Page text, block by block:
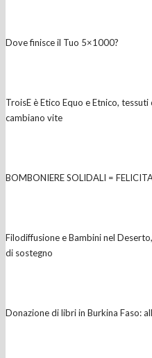
Dove finisce il Tuo 5×1000?
TroisE è Etico Equo e Etnico,
cambiano vite
BOMBONIERE SOLIDALI =
Filodiffusione e Bambini nel
di sostegno
Donazione di libri in Burkina Faso: